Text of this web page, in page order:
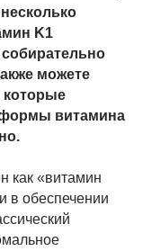
K1
можете
которые
витамина
как «витамин
в обеспечении